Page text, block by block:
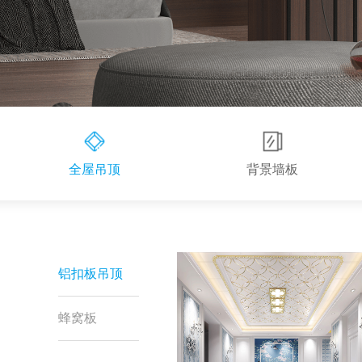
全屋吊顶 背景墙板
铝扣板吊顶
蜂窝板